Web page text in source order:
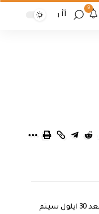
9
أأ
ادارة الدولة: بعد 30 ايلول سيتم